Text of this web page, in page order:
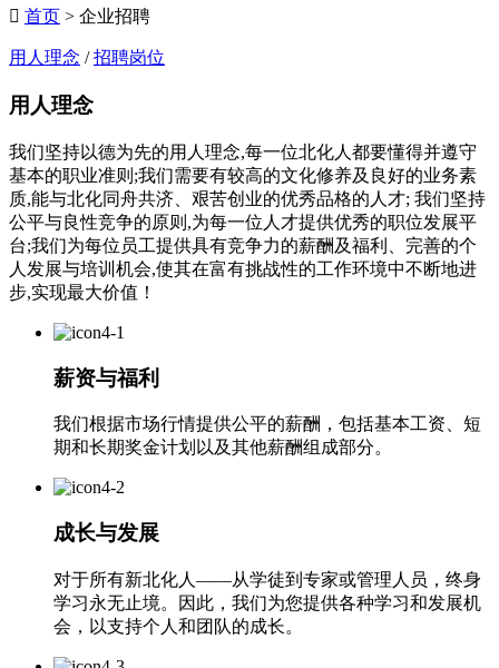
 首页 > 企业招聘
用人理念 /招聘岗位
用人理念
我们坚持以德为先的用人理念,每一位北化人都要懂得并遵守
基本的职业准则;我们需要有较高的文化修养及良好的业务素
质,能与北化同舟共济、艰苦创业的优秀品格的人才; 我们坚持
公平与良性竞争的原则,为每一位人才提供优秀的职位发展平
台;我们为每位员工提供具有竞争力的薪酬及福利、完善的个
人发展与培训机会,使其在富有挑战性的工作环境中不断地进
步,实现最大价值！
薪资与福利
我们根据市场行情提供公平的薪酬，包括基本工资、短
期和长期奖金计划以及其他薪酬组成部分。
成长与发展
对于所有新北化人——从学徒到专家或管理人员，终身
学习永无止境。因此，我们为您提供各种学习和发展机
会，以支持个人和团队的成长。